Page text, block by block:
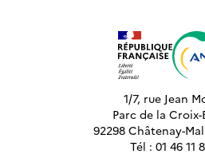
1/7, rue Jean
Parc de la
92298 Châtenay-
Tél : 01 46 11